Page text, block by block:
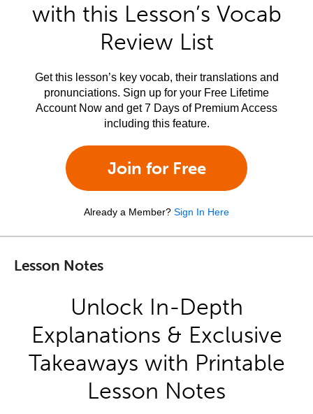
with this Lesson’s Vocab
Review List
Get this lesson’s key vocab, their translations and
pronunciations. Sign up for your Free Lifetime
Account Now and get 7 Days of Premium Access
including this feature.
Join for Free
Already a Member? Sign In Here
Lesson Notes
Unlock In-Depth
Explanations & Exclusive
Takeaways with Printable
Lesson Notes